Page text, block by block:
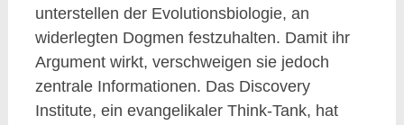
unterstellen der Evolutionsbiologie, an
widerlegten Dogmen festzuhalten. Damit ihr
Argument wirkt, verschweigen sie jedoch
zentrale Informationen. Das Discovery
Institute, ein evangelikaler Think-Tank, hat